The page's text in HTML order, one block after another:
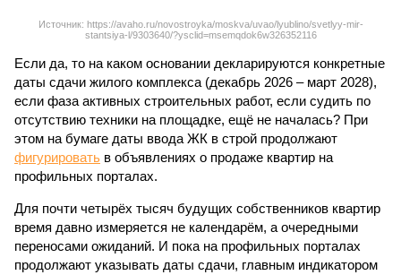
Источник: https://avaho.ru/novostroyka/moskva/uvao/lyublino/svetlyy-mir-
stantsiya-l/9303640/?ysclid=msemqdok6w326352116
Если да, то на каком основании декларируются конкретные
даты сдачи жилого комплекса (декабрь 2026 – март 2028),
если фаза активных строительных работ, если судить по
отсутствию техники на площадке, ещё не началась? При
этом на бумаге даты ввода ЖК в строй продолжают
фигурировать в объявлениях о продаже квартир на
профильных порталах.
Для почти четырёх тысяч будущих собственников квартир
время давно измеряется не календарём, а очередными
переносами ожиданий. И пока на профильных порталах
продолжают указывать даты сдачи, главным индикатором